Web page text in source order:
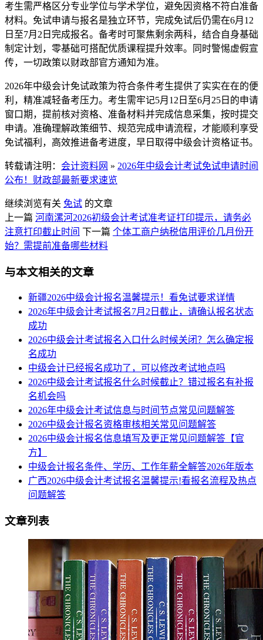
考生需严格区分专业学位与学术学位，避免因资格不符白准备
材料。免试申请与报名是独立环节，完成免试后仍需在6月12
日至7月2日完成报名。备考时可聚焦剩余两科，结合自身基础
制定计划，零基础可搭配优质课程提升效率。同时警惕虚假宣
传，一切政策以财政部官方通知为准。
2026年中级会计免试政策为符合条件考生提供了实实在在的便
利，精准减轻备考压力。考生需牢记5月12日至6月25日的申请
窗口期，提前核对资格、准备材料并完成信息采集，按时提交
申请。准确理解政策细节、规范完成申请流程，才能顺利享受
免试福利，高效推进备考进度，早日取得中级会计资格证书。
转载请注明： 会计资料网 » 2026年中级会计考试免试申请时间
公布！财政部最新要求速览
继续浏览有关 免试 的文章
上一篇 河南漯河2026初级会计考试准考证打印提示，请务必
注意打印截止时间 下一篇 个体工商户纳税信用评价几月份开
始？需提前准备哪些材料
与本文相关的文章
新疆2026中级会计报名温馨提示！看免试要求详情
2026年中级会计考试报名7月2日截止，请确认报名状态
成功
2026中级会计考试报名入口什么时候关闭？怎么确定报
名成功
中级会计已经报名成功了，可以修改考试地点吗
2026中级会计考试报名什么时候截止？错过报名有补报
名机会吗
2026年中级会计考试信息与时间节点常见问题解答
2026中级会计报名资格审核相关常见问题解答
2026中级会计报名信息填写及更正常见问题解答【官
方】
中级会计报名条件、学历、工作年薪全解答2026年版本
广西2026中级会计考试报名温馨提示!看报名流程及热点
问题解答
文章列表